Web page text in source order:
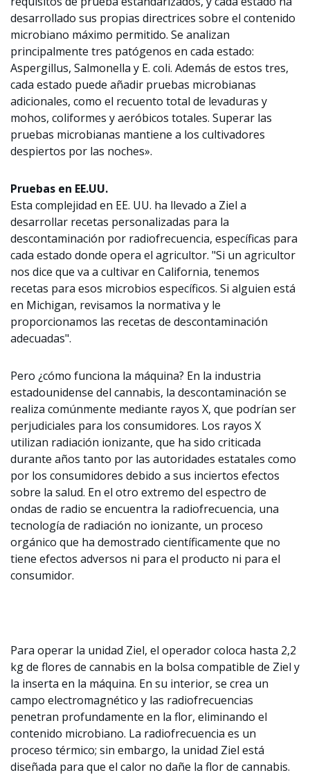
desarrollado sus propias directrices sobre el contenido
microbiano máximo permitido. Se analizan
principalmente tres patógenos en cada estado:
Aspergillus, Salmonella y E. coli. Además de estos tres,
cada estado puede añadir pruebas microbianas
adicionales, como el recuento total de levaduras y
mohos, coliformes y aeróbicos totales. Superar las
pruebas microbianas mantiene a los cultivadores
despiertos por las noches».
Pruebas en EE.UU.
Esta complejidad en EE. UU. ha llevado a Ziel a
desarrollar recetas personalizadas para la
descontaminación por radiofrecuencia, específicas para
cada estado donde opera el agricultor. "Si un agricultor
nos dice que va a cultivar en California, tenemos
recetas para esos microbios específicos. Si alguien está
en Michigan, revisamos la normativa y le
proporcionamos las recetas de descontaminación
adecuadas".
Pero ¿cómo funciona la máquina? En la industria
estadounidense del cannabis, la descontaminación se
realiza comúnmente mediante rayos X, que podrían ser
perjudiciales para los consumidores. Los rayos X
utilizan radiación ionizante, que ha sido criticada
durante años tanto por las autoridades estatales como
por los consumidores debido a sus inciertos efectos
sobre la salud. En el otro extremo del espectro de
ondas de radio se encuentra la radiofrecuencia, una
tecnología de radiación no ionizante, un proceso
orgánico que ha demostrado científicamente que no
tiene efectos adversos ni para el producto ni para el
consumidor.
Para operar la unidad Ziel, el operador coloca hasta 2,2
kg de flores de cannabis en la bolsa compatible de Ziel y
la inserta en la máquina. En su interior, se crea un
campo electromagnético y las radiofrecuencias
penetran profundamente en la flor, eliminando el
contenido microbiano. La radiofrecuencia es un
proceso térmico; sin embargo, la unidad Ziel está
diseñada para que el calor no dañe la flor de cannabis.